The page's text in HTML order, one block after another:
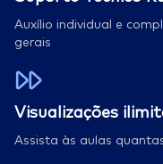
Auxílio individual e
gerais
Visualizações
Assista às aulas